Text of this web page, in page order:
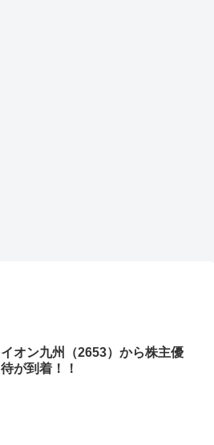
イオン九州（2653）から株主優
待が到着！！